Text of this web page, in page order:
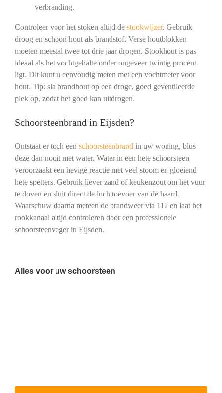
verbranding.
Controleer voor het stoken altijd de stookwijzer. Gebruik
droog en schoon hout als brandstof. Verse houtblokken
moeten meestal twee tot drie jaar drogen. Stookhout is pas
ideaal als het vochtgehalte onder ongeveer twintig procent
ligt. Dit kunt u eenvoudig meten met een vochtmeter voor
hout. Tip: sla brandhout op een droge, goed geventileerde
plek op, zodat het goed kan uitdrogen.
Schoorsteenbrand in Eijsden?
Ontstaat er toch een schoorsteenbrand in uw woning, blus
deze dan nooit met water. Water in een hete schoorsteen
veroorzaakt een hevige reactie met veel stoom en gloeiend
hete spetters. Gebruik liever zand of keukenzout om het vuur
te doven en sluit direct de luchttoevoer van de haard.
Waarschuw daarna meteen de brandweer via 112 en laat het
rookkanaal altijd controleren door een professionele
schoorsteenveger in Eijsden.
Alles voor uw schoorsteen